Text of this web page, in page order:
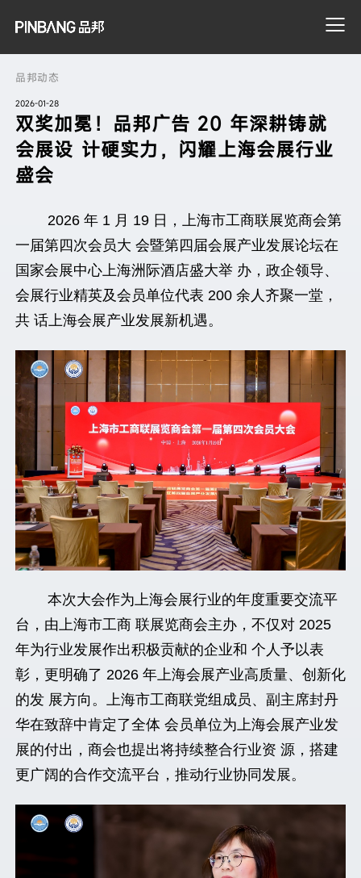
搜索
品邦动态
2026-01-28
双奖加冕！品邦广告 20 年深耕铸就
会展设 计硬实力，闪耀上海会展行业
盛会
2026 年 1 月 19 日，上海市工商联展览商会第
一届第四次会员大 会暨第四届会展产业发展论坛在
国家会展中心上海洲际酒店盛大举 办，政企领导、
会展行业精英及会员单位代表 200 余人齐聚一堂，
共 话上海会展产业发展新机遇。
本次大会作为上海会展行业的年度重要交流平
台，由上海市工商 联展览商会主办，不仅对 2025
年为行业发展作出积极贡献的企业和 个人予以表
彰，更明确了 2026 年上海会展产业高质量、创新化
的发 展方向。上海市工商联党组成员、副主席封丹
华在致辞中肯定了全体 会员单位为上海会展产业发
展的付出，商会也提出将持续整合行业资 源，搭建
更广阔的合作交流平台，推动行业协同发展。